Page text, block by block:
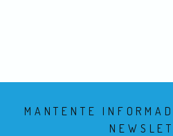
MANTENTE